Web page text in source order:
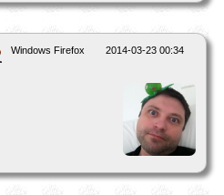
2014-03-23 00:34
Windows Firefox